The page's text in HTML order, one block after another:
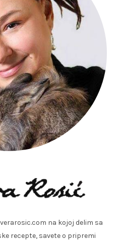
na kojoj delim sa
recepte, savete o pripremi